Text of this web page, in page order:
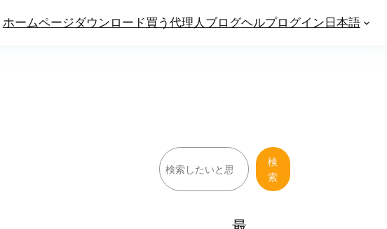
ホームページダウンロード買う 代理人 ブログヘルプログイン日本語
検
索
検
索
最